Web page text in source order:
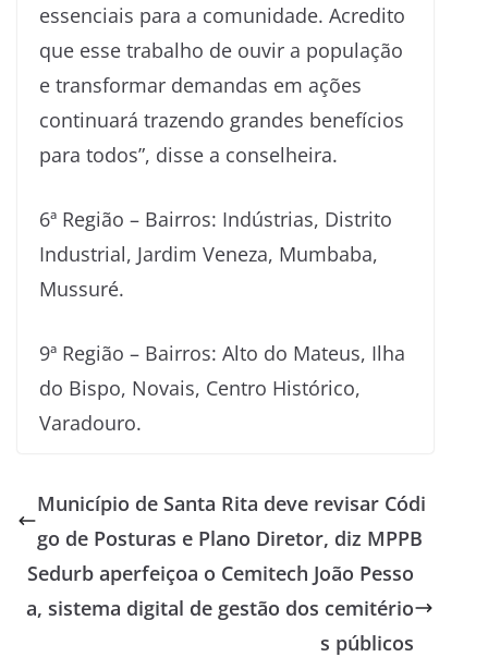
essenciais para a comunidade. Acredito
que esse trabalho de ouvir a população
e transformar demandas em ações
continuará trazendo grandes benefícios
para todos”, disse a conselheira.
6ª Região – Bairros: Indústrias, Distrito
Industrial, Jardim Veneza, Mumbaba,
Mussuré.
9ª Região – Bairros: Alto do Mateus, Ilha
do Bispo, Novais, Centro Histórico,
Varadouro.
Município de Santa Rita deve revisar Códi
go de Posturas e Plano Diretor, diz MPPB
Sedurb aperfeiçoa o Cemitech João Pesso
a, sistema digital de gestão dos cemitério
s públicos